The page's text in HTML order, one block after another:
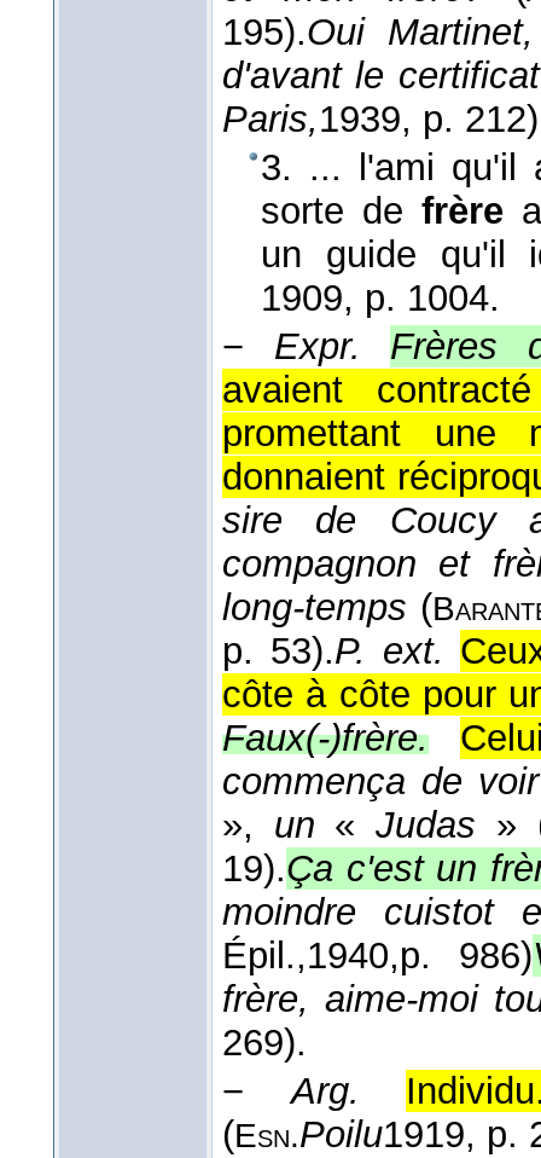
195).Oui
d'avant le
Paris,1939, p.
3. ... l'ami qu'il
sorte de frère
un guide qu'il
1909, p. 1004.
− Expr.
Frères
avaient
promettant une
donnaient
sire de Coucy
compagnon et
long-temps (
p. 53).P. ext.
côte à côte pour
Faux(-)frère.
commença de
», un «Judas »
19).Ça c'est un
moindre cuistot
Épil.,1940,p. 986)
frère, aime-moi
269).
−Arg.
(Esn.Poilu1919, p.